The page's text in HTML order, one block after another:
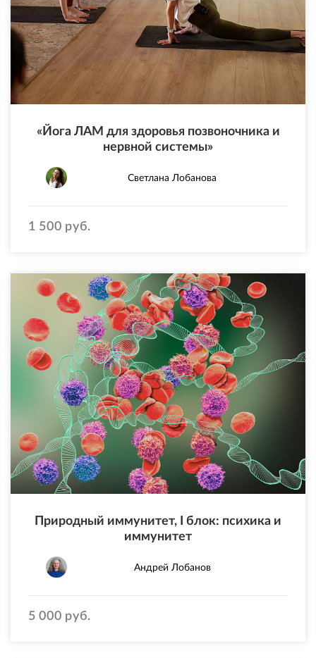
«Йога ЛАМ для здоровья позвоночника и
нервной системы»
Светлана Лобанова
1 500 руб.
Природный иммунитет, I блок: психика и
иммунитет
Андрей Лобанов
5 000 руб.